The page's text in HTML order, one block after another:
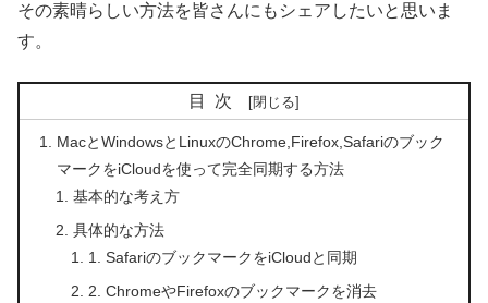
その素晴らしい方法を皆さんにもシェアしたいと思いま
す。
目次
MacとWindowsとLinuxのChrome,Firefox,Safariのブック
マークをiCloudを使って完全同期する方法
基本的な考え方
具体的な方法
1. SafariのブックマークをiCloudと同期
2. ChromeやFirefoxのブックマークを消去